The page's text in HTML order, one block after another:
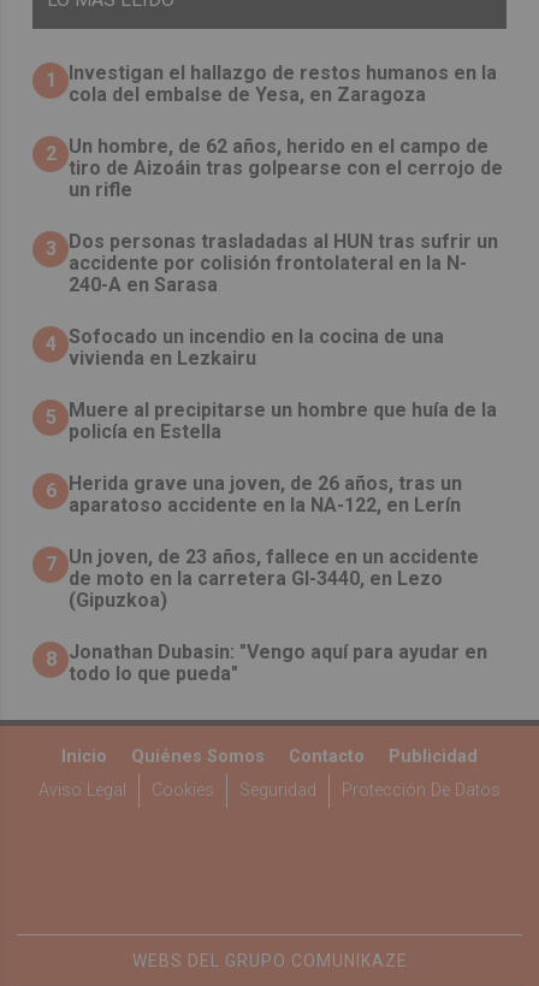
1
Investigan el hallazgo de restos humanos en la
cola del embalse de Yesa, en Zaragoza
2 Un hombre, de 62 años, herido en el campo de
tiro de Aizoáin tras golpearse con el cerrojo de
un rifle
3
​Dos personas trasladadas al HUN tras sufrir un
accidente por colisión frontolateral en la N-
240-A en Sarasa
4 Sofocado un incendio en la cocina de una
vivienda en Lezkairu
5
Muere al precipitarse un hombre que huía de la
policía en Estella
6 Herida grave una joven, de 26 años, tras un
aparatoso accidente en la NA-122, en Lerín
7 Un joven, de 23 años, fallece en un accidente
de moto en la carretera GI-3440, en Lezo
(Gipuzkoa)
8 Jonathan Dubasin: "Vengo aquí para ayudar en
todo lo que pueda"
Inicio Quiénes Somos Contacto
Publicidad
Aviso Legal
Cookies Seguridad Protección De Datos
WEBS DEL GRUPO COMUNIKAZE